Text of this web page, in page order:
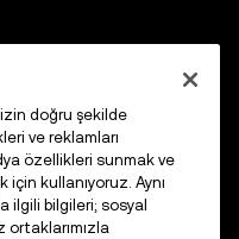
doğru şekilde
ve reklamları
özellikleri sunmak ve
kullanıyoruz. Aynı
ilgili bilgileri; sosyal
ortaklarımızla